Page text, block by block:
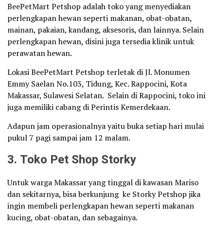
BeePetMart Petshop adalah toko yang menyediakan
perlengkapan hewan seperti makanan, obat-obatan,
mainan, pakaian, kandang, aksesoris, dan lainnya. Selain
perlengkapan hewan, disini juga tersedia klinik untuk
perawatan hewan.
Lokasi BeePetMart Petshop terletak di Jl. Monumen
Emmy Saelan No.103, Tidung, Kec. Rappocini, Kota
Makassar, Sulawesi Selatan. Selain di Rappocini, toko ini
juga memiliki cabang di Perintis Kemerdekaan.
Adapun jam operasionalnya yaitu buka setiap hari mulai
pukul 7 pagi sampai jam 12 malam.
3. Toko Pet Shop Storky
Untuk warga Makassar yang tinggal di kawasan Mariso
dan sekitarnya, bisa berkunjung ke Storky Petshop jika
ingin membeli perlengkapan hewan seperti makanan
kucing, obat-obatan, dan sebagainya.